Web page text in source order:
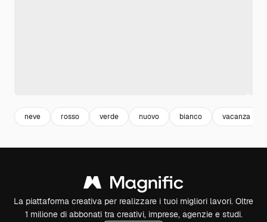
neve rosso verde nuovo bianco vacanza
La piattaforma creativa per realizzare i tuoi migliori lavori. Oltre
1 milione di abbonati tra creativi, imprese, agenzie e studi.